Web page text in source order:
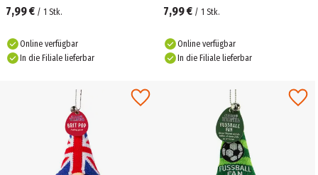
7,99 € / 1 Stk.
Online verfügbar
In die Filiale lieferbar
7,99 € / 1 Stk.
Online verfügbar
In die Filiale lieferbar